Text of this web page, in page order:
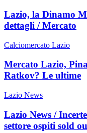
Lazio, la Dinamo
dettagli / Mercato
Calciomercato Lazio
Mercato Lazio,
Ratkov? Le ultime
Lazio News
Lazio News /
settore ospiti sold